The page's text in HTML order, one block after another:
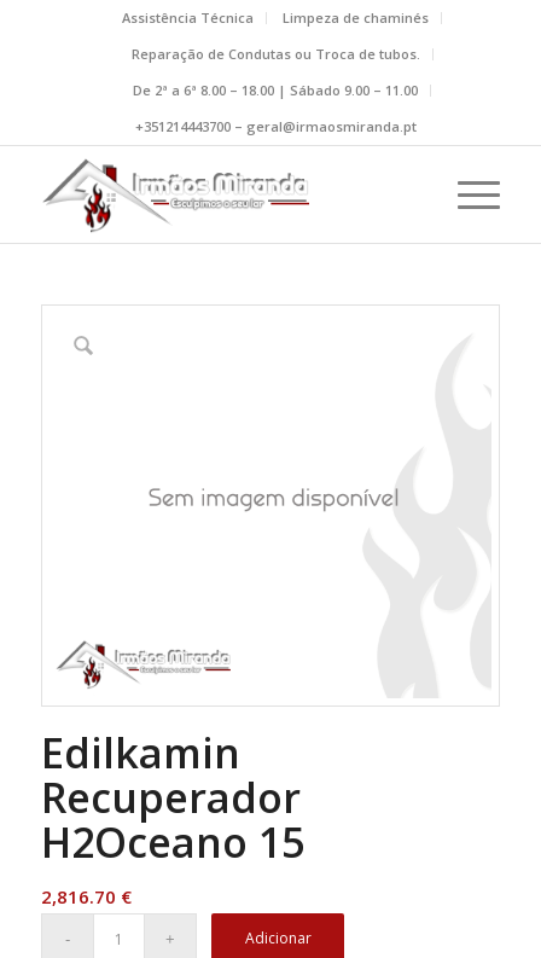
Assistência Técnica
Limpeza de chaminés
Reparação de Condutas ou Troca de tubos.
De 2ª a 6ª 8.00 – 18.00 | Sábado 9.00 – 11.00
+351214443700 – geral@irmaosmiranda.pt
Edilkamin
Recuperador
H2Oceano 15
2,816.70 €
Adicionar